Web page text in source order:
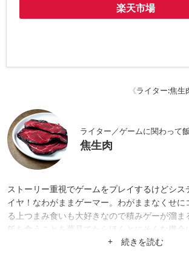
楽天市場
《ライター:焦生
ライター／ゲームに関わって
焦生肉
ストーリー重視でゲームをプレイするけどシス
イヤ！なわがままゲーマー。わがままなくせに
る上つまみ食いも大好きなので積みゲーが溜
飯を食うことを夢見てたらほんとにそんな機会
+ 続きを読む